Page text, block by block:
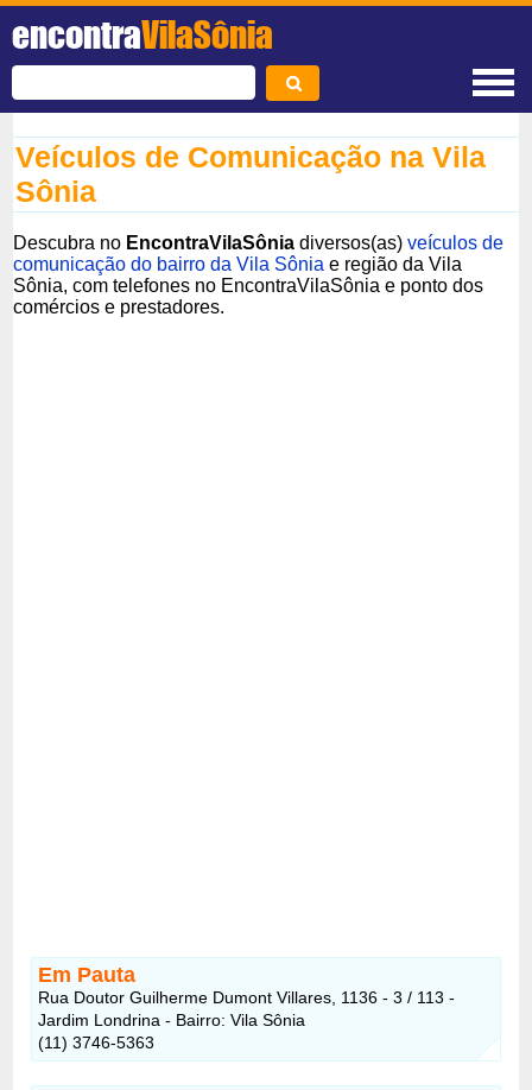
encontraVilaSônia
Veículos de Comunicação na Vila
Sônia
Descubra no EncontraVilaSônia diversos(as)veículos de
comunicação do bairro da Vila Sônia e região da Vila
Sônia, com telefones no EncontraVilaSônia e ponto dos
comércios e prestadores.
Em Pauta
Rua Doutor Guilherme Dumont Villares, 1136 - 3 / 113 -
Jardim Londrina - Bairro: Vila Sônia
(11) 3746-5363